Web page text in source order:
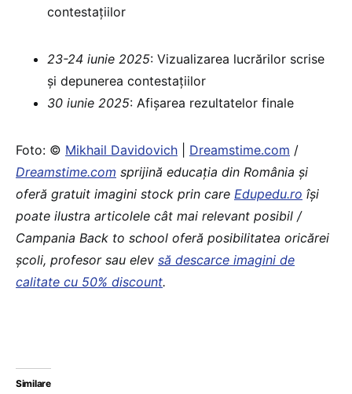
contestațiilor
23-24 iunie 2025: Vizualizarea lucrărilor scrise
și depunerea contestațiilor
30 iunie 2025: ⁠Afișarea rezultatelor finale
Foto: © Mikhail Davidovich Dreamstime.com /
Dreamstime.com sprijină educaţia din România şi
oferă gratuit imagini stock prin care Edupedu.ro îşi
poate ilustra articolele cât mai relevant posibil /
Campania Back to school oferă posibilitatea oricărei
școli, profesor sau elev să descarce imagini de
calitate cu 50% discount.
Similare